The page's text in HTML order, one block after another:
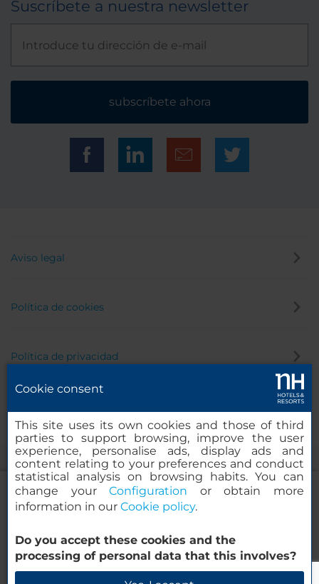
iStay by NH Ciudad de Valencia Hotel
Suscríbete a nuestra newsletter
subscríbete ahora
Aviso legal
Política de cookies
Política de privacidad
© 2000-2026 MINOR HOTELS EUROPE & AMERICAS Santa Engracia,
120. 28003 Madrid, España
Cookie consent
This site uses its own cookies and those of third
parties to support browsing, improve the user
experience, personalise ads, display ads and
content relating to your preferences and conduct
statistical analysis on browsing habits. You can
change yourConfiguration or obtain more
information in our Cookie policy.
Do you accept these cookies and the
processing of personal data that this involves?